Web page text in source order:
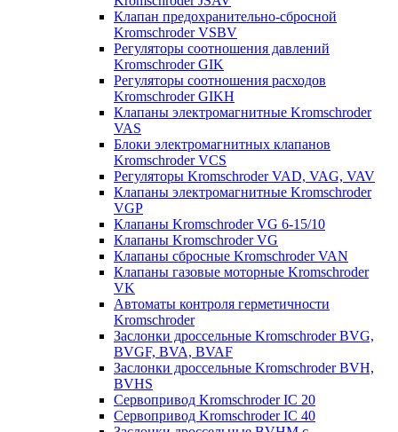
Клапан предохранительно-сбросной
Kromschroder VSBV
Регуляторы соотношения давлений
Kromschroder GIK
Регуляторы соотношения расходов
Kromschroder GIKH
Клапаны электромагнитные Kromschroder
VAS
Блоки электромагнитных клапанов
Kromschroder VCS
Регуляторы Kromschroder VAD, VAG, VAV
Клапаны электромагнитные Kromschroder
VGP
Клапаны Kromschroder VG 6-15/10
Клапаны Kromschroder VG
Клапаны сбросные Kromschroder VAN
Клапаны газовые моторные Kromschroder
VK
Автоматы контроля герметичности
Kromschroder
Заслонки дроссельные Kromschroder BVG,
BVGF, BVA, BVAF
Заслонки дроссельные Kromschroder BVH,
BVHS
Сервопривод Kromschroder IC 20
Сервопривод Kromschroder IC 40